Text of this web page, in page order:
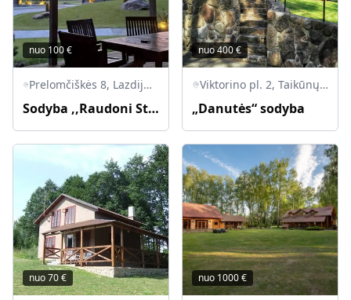
nuo 100€
Prelomčiškės 8, Lazdijų rajonas, 67472 Šventežerio seniūnija
Sodyba ,,Raudoni Stogai"
nuo400€
Viktorino pl. 2, Taikūnų k., Veisiejų sen., Lazdijų r.
„Danutės“ sodyba
nuo70€ nuo 1000€